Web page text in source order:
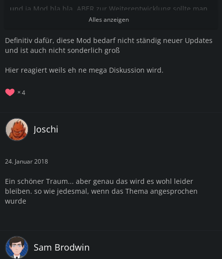
und ja Mod bla bla, ABER zur Weiterentwicklung sollte man
bei gewissen dingen eine Ausnahme machen?
Alles anzeigen
Definitiv dafür, diese Mod bedarf nicht ständig neuer Updates
und ist auch nicht sonderlich groß
Hier reagiert weils eh ne mega Diskussion wird.
4
Joschi
24. Januar 2018
Ein schöner Traum... aber genau das wird es wohl leider
bleiben. so wie jedesmal, wenn das Thema angesprochen
wurde
Sam Brodwin